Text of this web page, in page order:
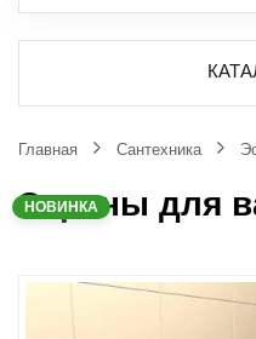
Главная Сантехника
Экраны для
НОВИНКА